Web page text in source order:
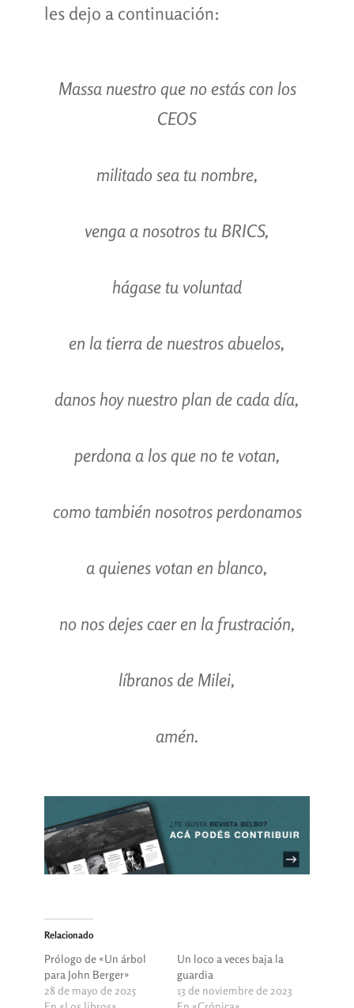
les dejo a continuación:
Massa nuestro que no estás con los
CEOS
militado sea tu nombre,
venga a nosotros tu BRICS,
hágase tu voluntad
en la tierra de nuestros abuelos,
danos hoy nuestro plan de cada día,
perdona a los que no te votan,
como también nosotros perdonamos
a quienes votan en blanco,
no nos dejes caer en la frustración,
líbranos de Milei,
amén.
Relacionado
Prólogo de «Un árbol
para John Berger»
28 de mayo de 2025
Un loco a veces baja la
guardia
13 de noviembre de 2023